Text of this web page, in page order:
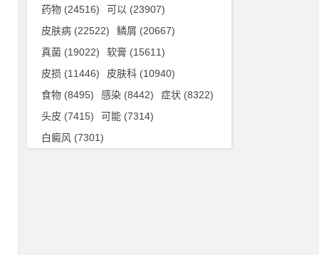
药物 (24516) 可以 (23907)
皮肤病 (22522) 鳞屑 (20667)
真菌 (19022) 软膏 (15611)
皮损 (11446) 皮肤科 (10940)
食物 (8495) 感染 (8442) 症状 (8322)
头皮 (7415) 可能 (7314)
白癜风 (7301)